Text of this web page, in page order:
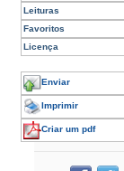
Leituras
Favoritos
Licença
Enviar
Imprimir
Criar um pdf